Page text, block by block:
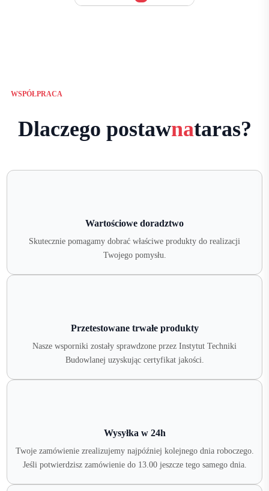
WSPÓŁPRACA
Dlaczego postawnataras?
Wartościowe doradztwo
Skutecznie pomagamy dobrać właściwe produkty do realizacji
Twojego pomysłu.
Przetestowane trwałe produkty
Nasze wsporniki zostały sprawdzone przez Instytut Techniki
Budowlanej uzyskując certyfikat jakości.
Wysyłka w 24h
Twoje zamówienie zrealizujemy najpóźniej kolejnego dnia roboczego.
Jeśli potwierdzisz zamówienie do 13.00 jeszcze tego samego dnia.